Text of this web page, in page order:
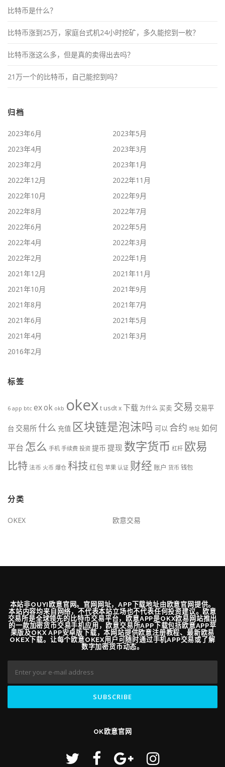
比特币是什么？
比特币涨到25万，家庭台式机24小时挖矿，多久能挖到一枚？
比特币涨这么多，但是真的卖得出去吗？
21万一个的比特币，自己能挖到吗？
归档
2023年6月
2023年5月
2023年4月
2023年3月
2023年2月
2023年1月
2022年12月
2022年11月
2022年10月
2022年9月
2022年8月
2022年7月
2022年6月
2022年5月
2022年4月
2022年3月
2022年2月
2022年1月
2021年12月
2021年11月
2021年10月
2021年9月
2021年8月
2021年7月
2021年6月
2021年5月
2021年4月
2021年3月
2016年2月
标签
6 app btc exok okb okext usdtx下载 为什么 买卖 交易 交易平
台 交易所 什么 充值 区块链是泡沫吗 可以 合约 地址 如何
平台 怎么 手机 手续费 投资 提币 提现 数字货币 杠杆 欧易
比特法币 火币 爆仓 科技 红包 苹果 认证 财经 账户 货币 钱包
分类
OKEX 欧意交易
本站非OUYI欧意官网。官网网址，APP下载地址由欧意官网提供。
本站内容均来自网络，不代表本站立场也不代表任何投资建议。欧意
交易所是全球领先的比特币交易平台，欧意APP是OKX欧易网站推出
的一款加密货币交易手机应用，欧意交易所APP下载包括欧意APP苹
果版及OKX APP安卓版下载，本网站提供欧意注册教程、最新欧易
OKEX下载。让每个欧意OKEX用户可随时通过手机APP交易或了解
数字加密货币动态。
OK欧意官网